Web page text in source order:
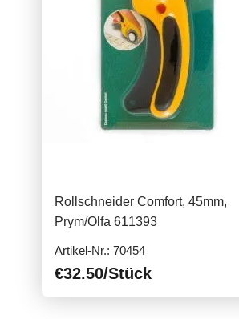
Rollschneider Comfort, 45mm,
Prym/Olfa 611393
Artikel-Nr.: 70454
€32.50/Stück